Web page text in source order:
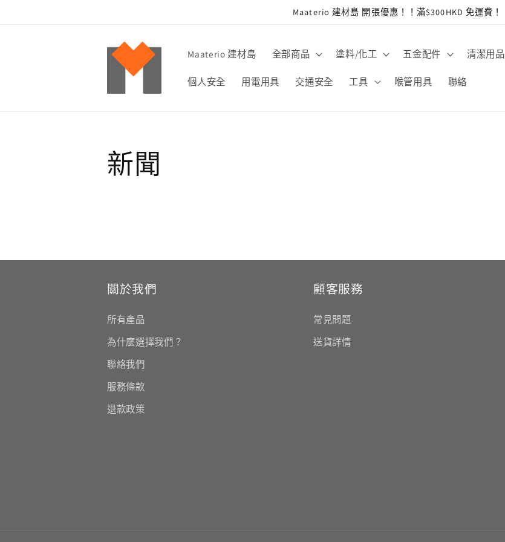
Maaterio 建材島 開張優惠！！滿$300HKD 免運費！
Maaterio 建材島 全部商品 塗料/化工 五金配件 清潔用品
個人安全 用電用具 交通安全 工具 喉管用具 聯絡
新聞
關於我們
所有產品
為什麼選擇我們？
聯絡我們
服務條款
退款政策
顧客服務
常見問題
送貨詳情